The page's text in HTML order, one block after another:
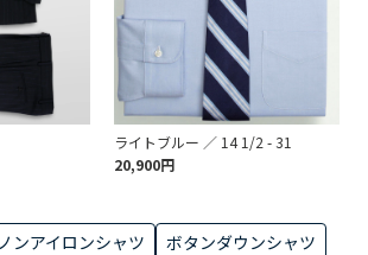
ライトブルー ／ 14 1/2 - 31
20,900円
ノンアイロンシャツ
ボタンダウンシャツ